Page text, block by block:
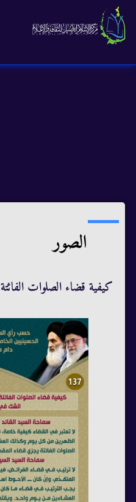
الصور
كيفية قضاء الصلوات الفائتة